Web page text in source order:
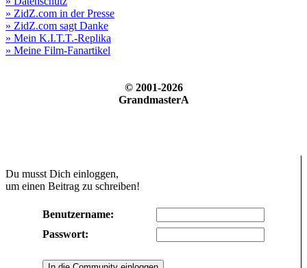
» ZidZ.com in der Presse
» ZidZ.com sagt Danke
» Mein K.I.T.T.-Replika
» Meine Film-Fanartikel
© 2001-2026
GrandmasterA
Du musst Dich einloggen,
um einen Beitrag zu schreiben!
Benutzername:
Passwort: